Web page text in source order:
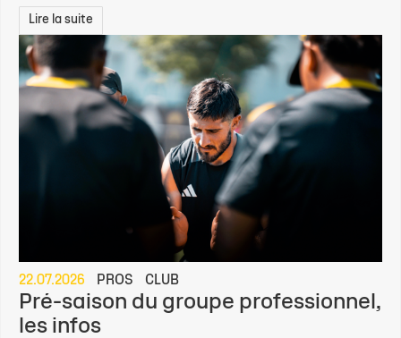
Lire la suite
22.07.2026 PROS CLUB
Pré-saison du groupe professionnel,
les infos